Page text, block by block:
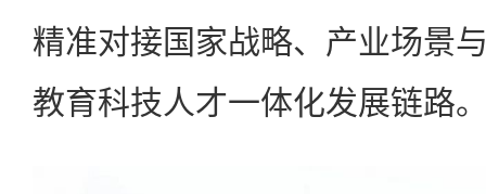
精准对接国家战略、产业场景
教育科技人才一体化发展链路